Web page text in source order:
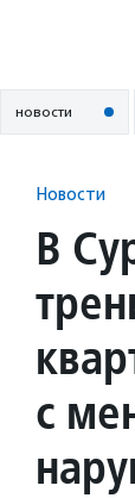
новости
Новости
В
с